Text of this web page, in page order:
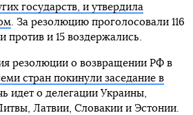
государств, и утвердила
. За резолюцию проголосовали 116
против и 15 воздержались.
резолюции о возвращении РФ в
стран покинули заседание в
идет о делегации Украины,
Латвии, Словакии и Эстонии.